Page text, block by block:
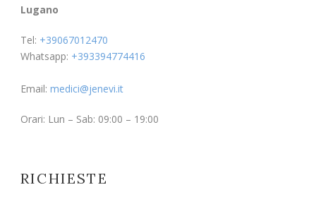
Lugano
Tel: +39067012470
Whatsapp: +393394774416
Email: medici@jenevi.it
Orari: Lun – Sab: 09:00 – 19:00
RICHIESTE